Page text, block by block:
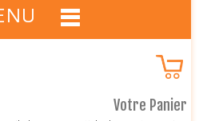
Votre Panier